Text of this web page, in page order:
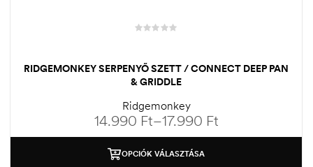
RIDGEMONKEY SERPENYŐ SZETT / CONNECT DEEP PAN
& GRIDDLE
Ridgemonkey
14.990 Ft–17.990 Ft
OPCIÓK VÁLASZTÁSA